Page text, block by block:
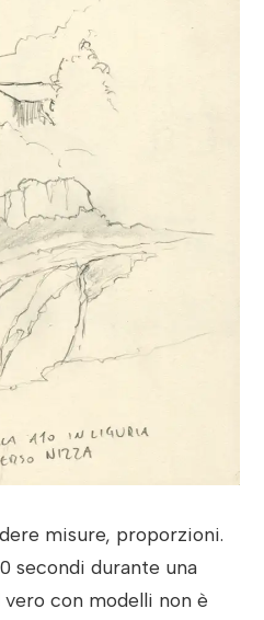
misure, proporzioni.
secondi durante una
con modelli non è